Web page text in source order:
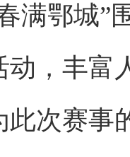
满鄂城”
动，丰富
赛事的